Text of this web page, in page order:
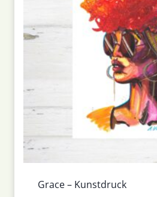
Grace – Kunstdruck